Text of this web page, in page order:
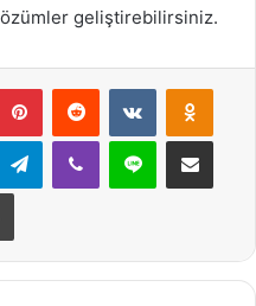
geliştirebilirsiniz.
PinterestReddit VKontakte
TelegramViber Line E-Posta ile
Yazdır